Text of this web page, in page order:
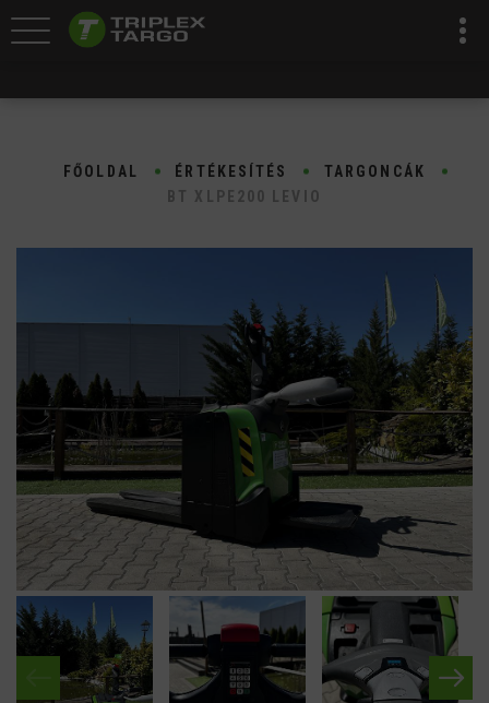
FŐOLDAL ÉRTÉKESÍTÉS
TARGONCÁK
BT XLPE200 LEVIO